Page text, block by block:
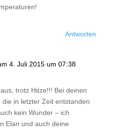
Antworten
4. Juli 2015 um 07:38
trotz Hitze!!! Bei deinen
in letzter Zeit entstanden
kein Wunder – ich
Elan und auch deine